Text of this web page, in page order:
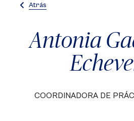
Atrás
Antonia
COORDINADORA DE